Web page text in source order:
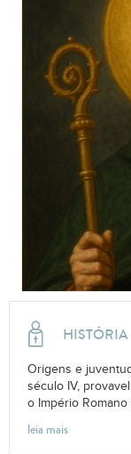
HISTÓRIA
Origens e
século IV,
o Império
leia mais